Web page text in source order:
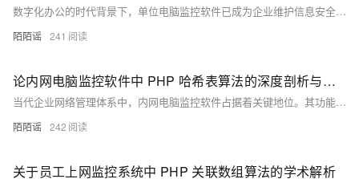
数字化办公的时代背景下，单位电脑监控软件已成为企业维护信息安全、提升工作效率的关键工具。此类软件可全面监测员工的电脑操作行为，收集海量数据，故而高效管理和处理这些数据显得尤为重要。数据结构与算法在此过程中发挥着核心作用。本文将聚焦于哈希表这一在单位电脑监控软件中广泛应用的数据结构，并通过 PHP 语言实现相关功能，为优化单位电脑监控软件提供技术支持。
陌陌谣 241
论内网电脑监控软件中 PHP 哈希表算法的深度剖析与探究
当代企业网络管理体系中，内网电脑监控软件占据着关键地位。其功能涵盖对员工电脑操作行为的实时监测，以此维护企业信息安全，同时助力企业优化网络资源配置，提升整体工作效能。在构建内网电脑监控软件的诸多技术中，数据结构与算法构成了核心支撑体系。本文聚焦于哈希表这一重要数据结构，深入剖析其在 PHP 语言环境下，如何为内网电脑监控软件的高效运作提供助力，并通过详实的代码示例予以阐释。
陌陌谣 242
关于员工上网监控系统中 PHP 关联数组算法的学术解析